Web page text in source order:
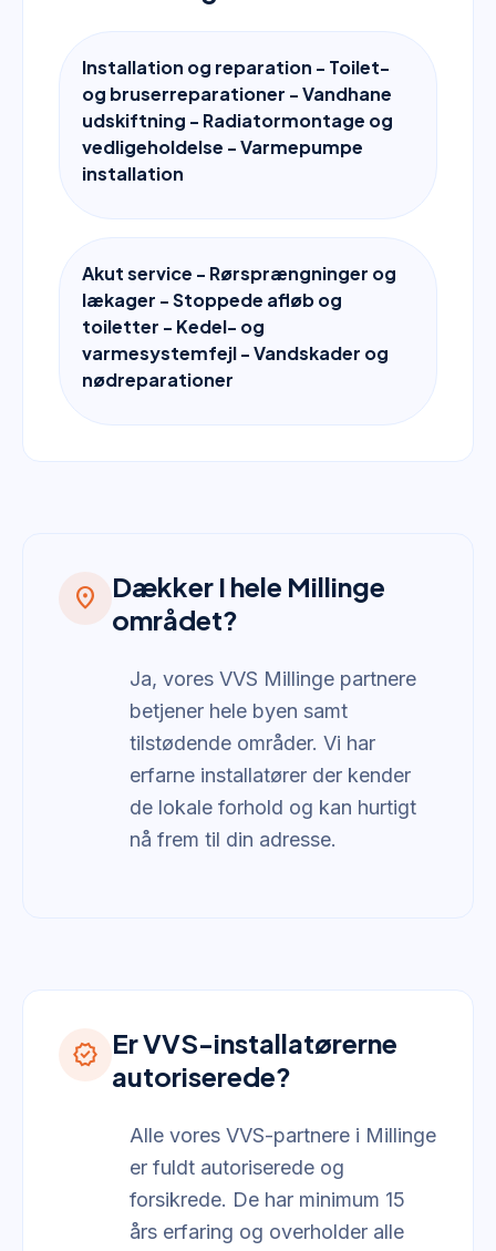
Installation og reparation - Toilet-
og bruserreparationer - Vandhane
udskiftning - Radiatormontage og
vedligeholdelse - Varmepumpe
installation
Akut service - Rørsprængninger og
lækager - Stoppede afløb og
toiletter - Kedel- og
varmesystemfejl - Vandskader og
nødreparationer
location_on
Dækker I hele Millinge
området?
Ja, vores VVS Millinge partnere
betjener hele byen samt
tilstødende områder. Vi har
erfarne installatører der kender
de lokale forhold og kan hurtigt
nå frem til din adresse.
verified Er VVS-installatørerne
autoriserede?
Alle vores VVS-partnere i Millinge
er fuldt autoriserede og
forsikrede. De har minimum 15
års erfaring og overholder alle